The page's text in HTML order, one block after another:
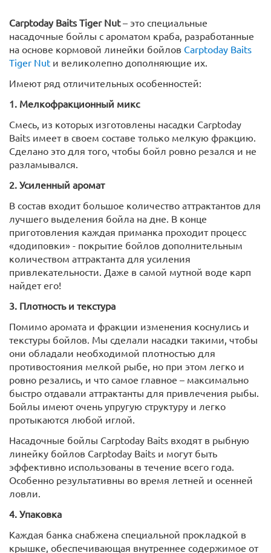
Carptoday Baits Tiger Nut– это специальные
насадочные бойлы с ароматом краба, разработанные
на основе кормовой линейки бойлов Carptoday Baits
Tiger Nut и великолепно дополняющие их.
Имеют ряд отличительных особенностей:
1. Мелкофракционный микс
Смесь, из которых изготовлены насадки Carptoday
Baits имеет в своем составе только мелкую фракцию.
Сделано это для того, чтобы бойл ровно резался и не
разламывался.
2. Усиленный аромат
В состав входит большое количество аттрактантов для
лучшего выделения бойла на дне. В конце
приготовления каждая приманка проходит процесс
«додиповки» - покрытие бойлов дополнительным
количеством аттрактанта для усиления
привлекательности. Даже в самой мутной воде карп
найдет его!
3. Плотность и текстура
Помимо аромата и фракции изменения коснулись и
текстуры бойлов. Мы сделали насадки такими, чтобы
они обладали необходимой плотностью для
противостояния мелкой рыбе, но при этом легко и
ровно резались, и что самое главное – максимально
быстро отдавали аттрактанты для привлечения рыбы.
Бойлы имеют очень упругую структуру и легко
протыкаются любой иглой.
Насадочные бойлы Carptoday Baits входят в рыбную
линейку бойлов Carptoday Baits и могут быть
эффективно использованы в течение всего года.
Особенно результативны во время летней и осенней
ловли.
4. Упаковка
Каждая банка снабжена специальной прокладкой в
крышке, обеспечивающая внутреннее содержимое от